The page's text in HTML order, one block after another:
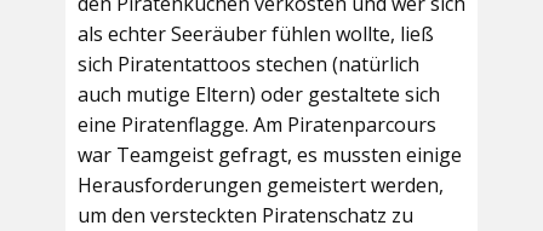
als echter Seeräuber fühlen wollte, ließ
sich Piratentattoos stechen (natürlich
auch mutige Eltern) oder gestaltete sich
eine Piratenflagge. Am Piratenparcours
war Teamgeist gefragt, es mussten einige
Herausforderungen gemeistert werden,
um den versteckten Piratenschatz zu